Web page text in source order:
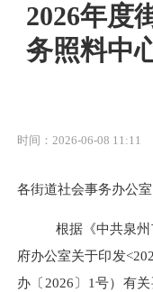
2026年度
务照料中
时间：2026-06-08 11:11
各街道社会事务办公室
根据《中共泉
府办公室关于印发<202
办〔 2026〕 1号） 有